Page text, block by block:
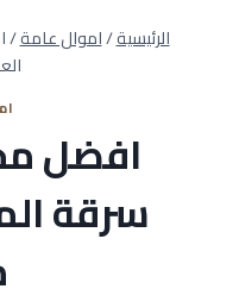
الرئيسية/اموال عامة/
افضل
سرقة